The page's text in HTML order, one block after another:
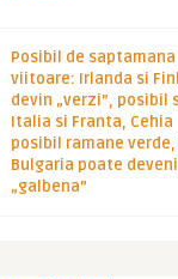
Posibil de saptamana
viitoare: Irlanda si
devin „verzi”, posibil
Italia si Franta, Cehia
posibil ramane
Bulgaria poate deveni
„galbena”